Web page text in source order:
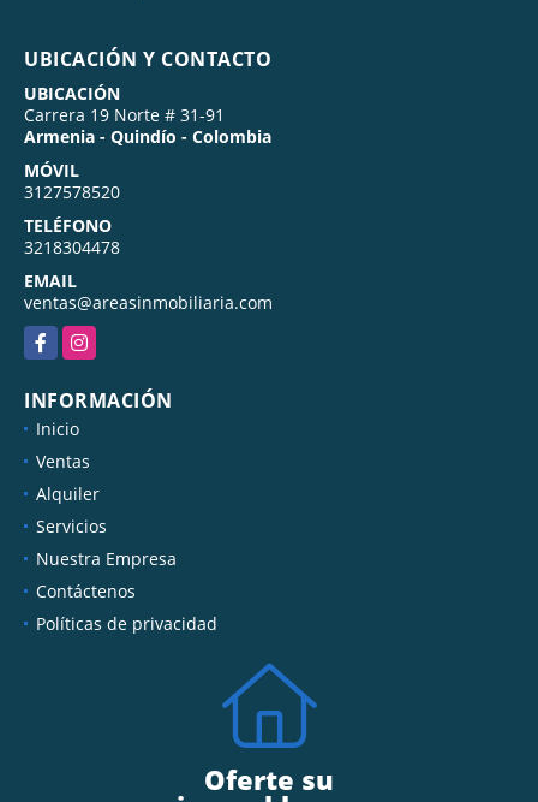
UBICACIÓN Y CONTACTO
UBICACIÓN
Carrera 19 Norte # 31-91
Armenia - Quindío - Colombia
MÓVIL
3127578520
TELÉFONO
3218304478
EMAIL
ventas@areasinmobiliaria.com
INFORMACIÓN
Inicio
Ventas
Alquiler
Servicios
Nuestra Empresa
Contáctenos